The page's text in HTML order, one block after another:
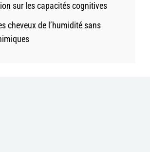
sur les capacités cognitives
cheveux de l’humidité sans